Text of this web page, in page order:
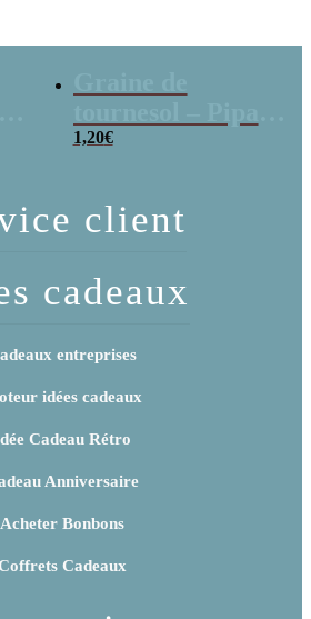
x 3
1,20€
client
cadeaux
entreprises
idées cadeaux
Cadeau Rétro
Anniversaire
Acheter Bonbons
Cadeaux